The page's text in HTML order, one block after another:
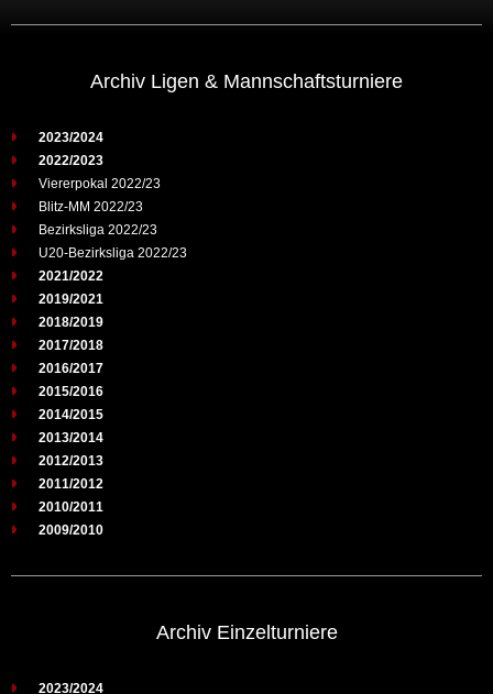
Archiv Ligen & Mannschaftsturniere
2023/2024
2022/2023
Viererpokal 2022/23
Blitz-MM 2022/23
Bezirksliga 2022/23
U20-Bezirksliga 2022/23
2021/2022
2019/2021
2018/2019
2017/2018
2016/2017
2015/2016
2014/2015
2013/2014
2012/2013
2011/2012
2010/2011
2009/2010
Archiv Einzelturniere
2023/2024